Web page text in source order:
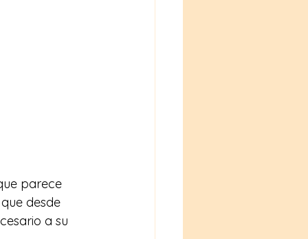
parece
desde
a su